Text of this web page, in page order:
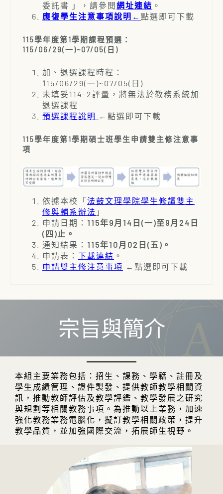
委託書 」，請參閱 網址連結 。
應復學生注意事項說明 ← 點選即可下載
115學年度第1學期課程預選 ：​
115/06/29(一)~07/05(日)
加、退選課程時程：
1 15/06/29(一)~07/05(日)
未填妥114-2評量，將無法於教務系統加
退選課程
預選課程說明 ←點選即可下載
115學年度第1學期碩士班學生申請雙主修注意事
項
依據本校「法鼓文理學院學生修讀雙主
修與輔系辦法 」
申請日期： 115年9月14日(一)至9月24日
(四)止。
通知結果： 115年10月02日(五)。
申請表： 下載連結 。
申請雙主修注意事項 ←點選即可下載
114學年度第2學期教學評量填寫時間：
教學評量填寫時間：
115/06/06(⼀)至
115-1課程預選時程：115/06/29
115-1加、退選課程時程：
115/09/14(一)~09/20(日)
未填妥評量者，將無法於教務系統加退
選課程
114學年度第2學期加退選及開學時程
開學日(學雜費繳費截止)未能於規
定時間完成註冊者，請填寫延期註冊申
→送學系、學程辦公室
3/02-3/15
加、退選課程；申請校際選
113 學年下學期加退選及開學時程
全校加退選及申請校際選課時程：
2025/02/17(一)00:00~03/02(日)23:5
課程表、課程時間表、授課大綱，請上
學生選課，須參考當學期開設之課程資
料，並依選課注意事項及各學系、學程
規定之學分科目表辦理；應修科目(含必
修、選修)之相關問題，請洽詢所屬學
系、學位學程辦公室。
校際選課(02/17-03/02)：校際選課申請
填妥後，送學系、學程、通識教育辦
公室提出申請，逾期不予受理。
開學相關時程：113學年度行事曆。
開學相關提醒事項
←點選即可下載
112學年度第2學期教學評量填寫時間：
教學評量填寫時間：
06/02(⽇)23:59
06/23(日)
113-1加、退選課程時程：
教學評量填寫說明 ←點選即可下載
本校17週年校慶於113年4月8日(一)舉行，為鼓
校慶停課一天：若因教學進度有授課需
求，請老師與同學討論，自行調整上課
時間。
本校【因應發生嚴重特殊傳染性肺炎疫情之
傳染性肺炎疫情學生安心就學措施】、【因
應發生嚴重特殊傳染性肺炎疫情時停課、復
臺生於嚴重特殊傳染性肺炎疫情期間返臺學
情之業務彈性措施(含學位考試、休退學、成
績繳交、畢業離校、新生報到)】
→資訊連結→★ COVID-19防疫專區  → 新
聞中心防疫專區
法鼓文理學院因應新型冠狀病毒肺炎疫情學
法鼓文理學院因應發生嚴重特殊傳染性肺炎
疫情時停課、復課及補課處理原則1090317
法鼓文理學院因應新型冠狀病毒肺炎疫情之
彈性措施
(適用109-2) 會議通過版
宗旨與簡介
本組主要業務包括：招生、課務、學籍、註冊及
學生成績管理、證件製發、提供教師教學相關資
訊，推動教師評估及教學評鑑、教學發展之研究
與規劃等相關教務事項。為推動以上業務，加速
強化教務業務電腦化，擬訂教學相關政策，提升
教學品質，並加強國際交流，拓展師生視野。